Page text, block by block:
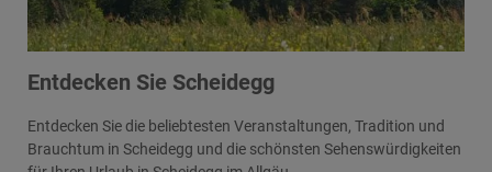
Entdecken Sie Scheidegg
Entdecken Sie die beliebtesten Veranstaltungen, Tradition und
Brauchtum in Scheidegg und die schönsten Sehenswürdigkeiten